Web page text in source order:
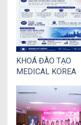
NGÀNH THẨM MỸ
KHOÁ ĐÀO TẠO
MEDICAL KOREA